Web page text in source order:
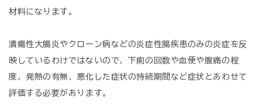
材料になります。
潰瘍性大腸炎やクローン病などの炎症性腸疾患のみの炎症を反
映しているわけではないので、下痢の回数や血便や腹痛の程
度、発熱の有無、悪化した症状の持続期間など症状とあわせて
評価する必要があります。